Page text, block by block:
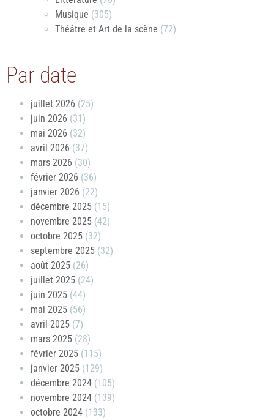
Musique (305)
Théâtre et Art de la scène (72)
Par date
juillet 2026 (25)
juin 2026 (31)
mai 2026 (32)
avril 2026 (37)
mars 2026 (30)
février 2026 (36)
janvier 2026 (22)
décembre 2025 (15)
novembre 2025 (42)
octobre 2025 (32)
septembre 2025 (32)
août 2025 (26)
juillet 2025 (24)
juin 2025 (44)
mai 2025 (56)
avril 2025 (7)
mars 2025 (28)
février 2025 (115)
janvier 2025 (129)
décembre 2024 (105)
novembre 2024 (139)
octobre 2024 (133)